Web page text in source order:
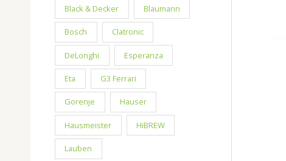
Black & Decker Blaumann
Bosch Clatronic
DeLonghi Esperanza
Eta G3 Ferrari
Gorenje Hauser
Hausmeister HiBREW
Lauben